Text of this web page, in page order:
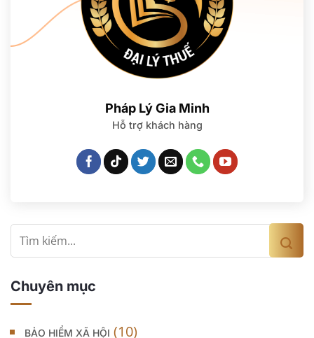
XEM THÊM
Pháp Lý Gia Minh
Hỗ trợ khách hàng
Chuyên mục
BẢO HIỂM XÃ HỘI (10)